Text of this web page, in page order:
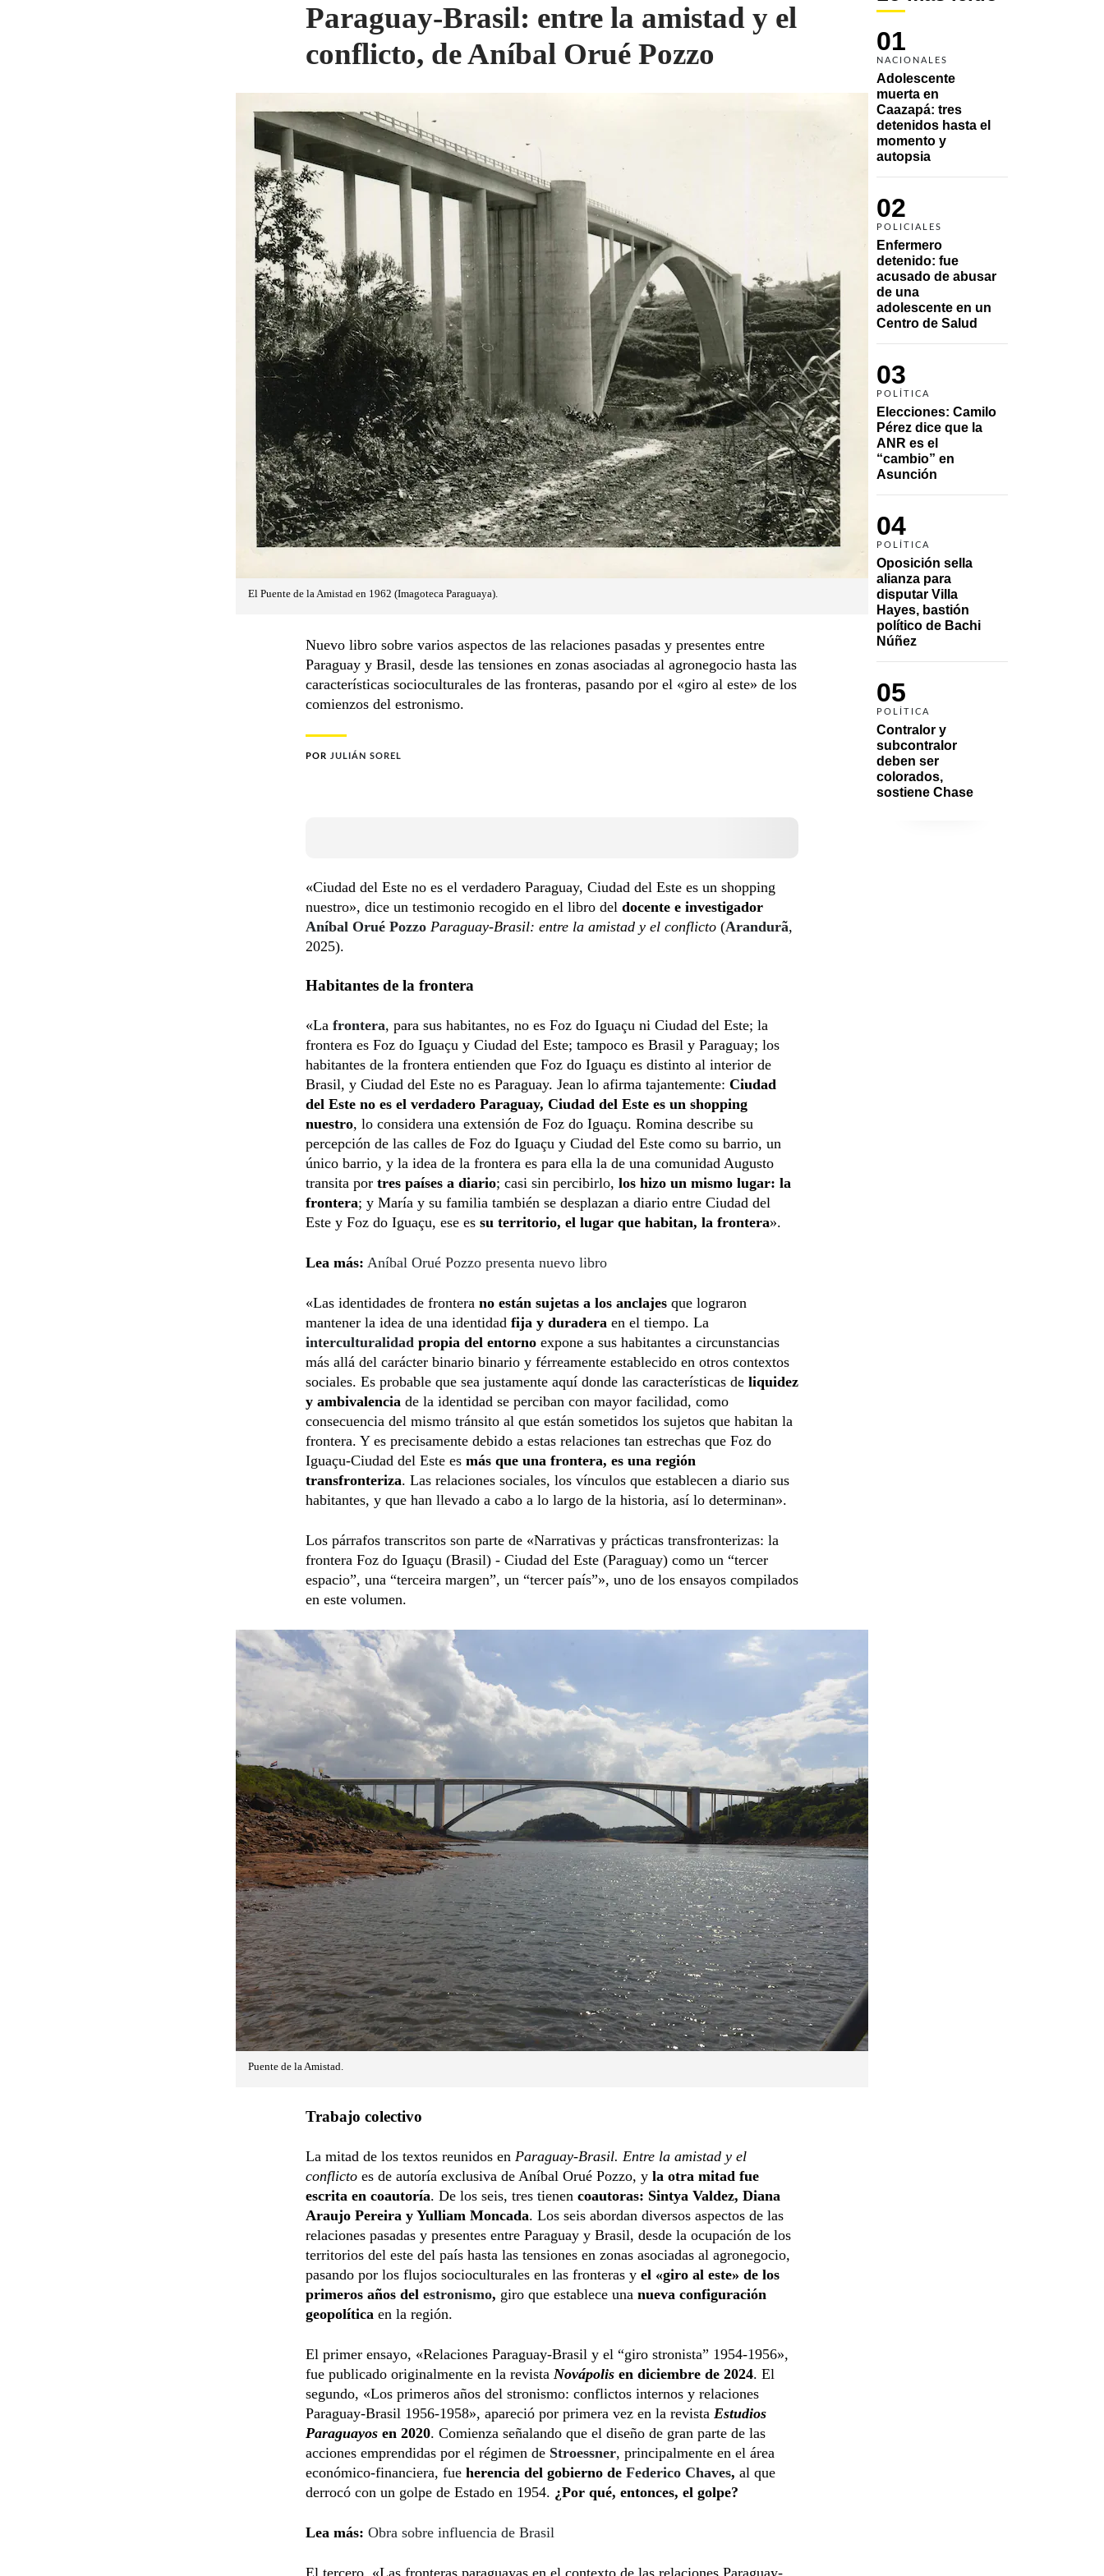
01
NACIONALES
Adolescente
muerta en
Caazapá: tres
detenidos hasta el
momento y
autopsia
02
POLICIALES
Enfermero
detenido: fue
acusado de abusar
de una
adolescente en un
Centro de Salud
03
POLÍTICA
Elecciones: Camilo
Pérez dice que la
ANR es el
“cambio” en
Asunción
04
POLÍTICA
Oposición sella
alianza para
disputar Villa
Hayes, bastión
político de Bachi
Núñez
05
POLÍTICA
Contralor y
subcontralor
deben ser
colorados,
sostiene Chase
Paraguay-Brasil: entre la amistad y el
conflicto, de Aníbal Orué Pozzo
El Puente de la Amistad en 1962 (Imagoteca Paraguaya).
Nuevo libro sobre varios aspectos de las relaciones pasadas y presentes entre
Paraguay y Brasil, desde las tensiones en zonas asociadas al agronegocio hasta las
características socioculturales de las fronteras, pasando por el «giro al este» de los
comienzos del estronismo.
POR JULIÁN SOREL
«Ciudad del Este no es el verdadero Paraguay, Ciudad del Este es un shopping
nuestro», dice un testimonio recogido en el libro del docente e investigador
Aníbal Orué Pozzo Paraguay-Brasil: entre la amistad y el conflicto (Arandurã,
2025).
Habitantes de la frontera
«La frontera, para sus habitantes, no es Foz do Iguaçu ni Ciudad del Este; la
frontera es Foz do Iguaçu y Ciudad del Este; tampoco es Brasil y Paraguay; los
habitantes de la frontera entienden que Foz do Iguaçu es distinto al interior de
Brasil, y Ciudad del Este no es Paraguay. Jean lo afirma tajantemente: Ciudad
del Este no es el verdadero Paraguay, Ciudad del Este es un shopping
nuestro, lo considera una extensión de Foz do Iguaçu. Romina describe su
percepción de las calles de Foz do Iguaçu y Ciudad del Este como su barrio, un
único barrio, y la idea de la frontera es para ella la de una comunidad Augusto
transita por tres países a diario; casi sin percibirlo, los hizo un mismo lugar: la
frontera; y María y su familia también se desplazan a diario entre Ciudad del
Este y Foz do Iguaçu, ese es su territorio, el lugar que habitan, la frontera».
Lea más: Aníbal Orué Pozzo presenta nuevo libro
«Las identidades de frontera no están sujetas a los anclajes que lograron
mantener la idea de una identidad fija y duradera en el tiempo. La
interculturalidad propia del entorno expone a sus habitantes a circunstancias
más allá del carácter binario binario y férreamente establecido en otros contextos
sociales. Es probable que sea justamente aquí donde las características de liquidez
y ambivalencia de la identidad se perciban con mayor facilidad, como
consecuencia del mismo tránsito al que están sometidos los sujetos que habitan la
frontera. Y es precisamente debido a estas relaciones tan estrechas que Foz do
Iguaçu-Ciudad del Este es más que una frontera, es una región
transfronteriza. Las relaciones sociales, los vínculos que establecen a diario sus
habitantes, y que han llevado a cabo a lo largo de la historia, así lo determinan».
Los párrafos transcritos son parte de «Narrativas y prácticas transfronterizas: la
frontera Foz do Iguaçu (Brasil) - Ciudad del Este (Paraguay) como un “tercer
espacio”, una “terceira margen”, un “tercer país”», uno de los ensayos compilados
en este volumen.
Puente de la Amistad.
Trabajo colectivo
La mitad de los textos reunidos en Paraguay-Brasil. Entre la amistad y el
conflicto es de autoría exclusiva de Aníbal Orué Pozzo, y la otra mitad fue
escrita en coautoría. De los seis, tres tienen coautoras: Sintya Valdez, Diana
Araujo Pereira y Yulliam Moncada. Los seis abordan diversos aspectos de las
relaciones pasadas y presentes entre Paraguay y Brasil, desde la ocupación de los
territorios del este del país hasta las tensiones en zonas asociadas al agronegocio,
pasando por los flujos socioculturales en las fronteras y el «giro al este» de los
primeros años del estronismo, giro que establece una nueva configuración
geopolítica en la región.
El primer ensayo, «Relaciones Paraguay-Brasil y el “giro stronista” 1954-1956»,
fue publicado originalmente en la revista Novápolis en diciembre de 2024. El
segundo, «Los primeros años del stronismo: conflictos internos y relaciones
Paraguay-Brasil 1956-1958», apareció por primera vez en la revista Estudios
Paraguayos en 2020. Comienza señalando que el diseño de gran parte de las
acciones emprendidas por el régimen de Stroessner, principalmente en el área
económico-financiera, fue herencia del gobierno de Federico Chaves, al que
derrocó con un golpe de Estado en 1954. ¿Por qué, entonces, el golpe?
Lea más: Obra sobre influencia de Brasil
El tercero, «Las fronteras paraguayas en el contexto de las relaciones Paraguay-